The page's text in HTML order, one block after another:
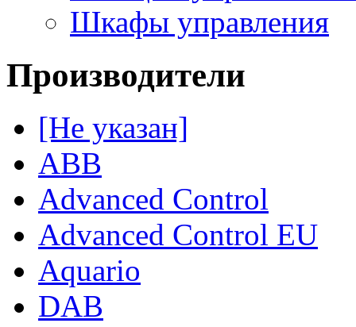
Шкафы управления
Производители
[Не указан]
ABB
Advanced Control
Advanced Control EU
Aquario
DAB